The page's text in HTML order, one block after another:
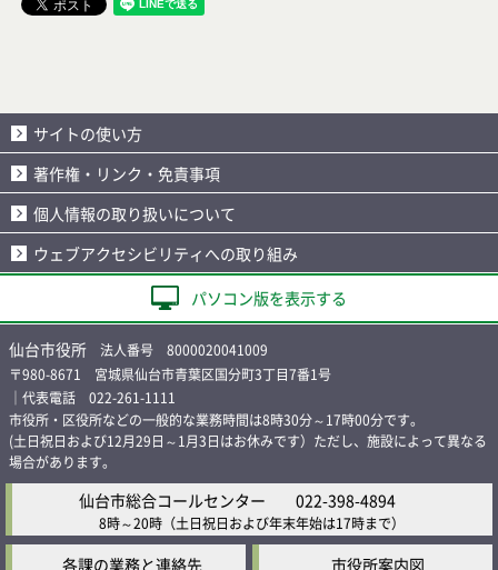
サイトの使い方
著作権・リンク・免責事項
個人情報の取り扱いについて
ウェブアクセシビリティへの取り組み
パソコン版を表示する
仙台市役所 法人番号 8000020041009
〒980-8671 宮城県仙台市青葉区国分町3丁目7番1号
｜代表電話 022-261-1111
市役所・区役所などの一般的な業務時間は8時30分～17時00分です。
(土日祝日および12月29日～1月3日はお休みです）ただし、施設によって異なる
場合があります。
仙台市総合コールセンター 022-398-4894
8時～20時 （土日祝日および年末年始は17時まで）
各課の業務と連絡先 市役所案内図